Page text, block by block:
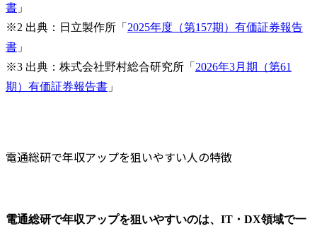
書 」
※2 出典：日立製作所「 2025年度（第157期）有価証券報告
書 」
※3 出典：株式会社野村総合研究所「 2026年3月期（第61
期）有価証券報告書 」
電通総研で年収アップを狙いやすい人の特徴
電通総研で年収アップを狙いやすいのは、IT・DX領域で一